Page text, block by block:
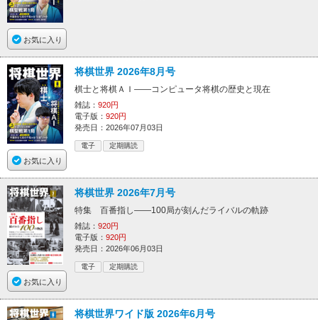
お気に入り
お気に入り
将棋世界 2026年8月号
棋士と将棋ＡＩ――コンピュータ将棋の歴史と現在
雑誌： 920円
電子版： 920円
発売日：2026年07月03日
電子 定期購読
お気に入り
将棋世界 2026年7月号
特集 百番指し――100局が刻んだライバルの軌跡
雑誌： 920円
電子版： 920円
発売日：2026年06月03日
電子 定期購読
将棋世界ワイド版 2026年6月号